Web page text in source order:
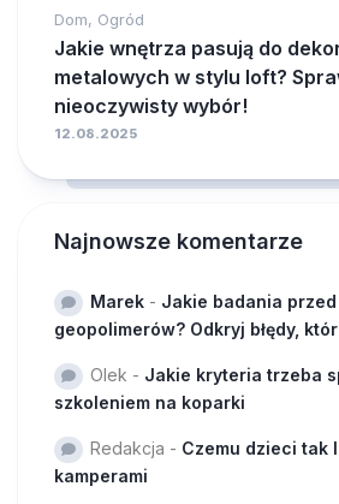
Dom, Ogród
Jakie wnętrza pasują do
metalowych w stylu loft?
nieoczywisty wybór!
12.08.2025
Najnowsze komentarze
Marek - Jakie badania
geopolimerów? Odkryj błędy,
Olek - Jakie kryteria trzeba
szkoleniem na koparki
Redakcja - Czemu dzieci tak
kamperami